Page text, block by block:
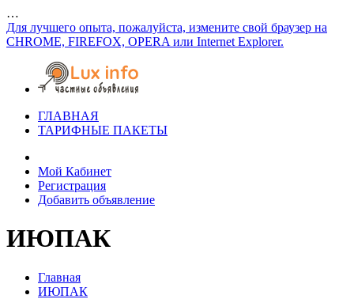
…
Для лучшего опыта, пожалуйста, измените свой браузер на
CHROME, FIREFOX, OPERA или Internet Explorer.
ГЛАВНАЯ
ТАРИФНЫЕ ПАКЕТЫ
Мой Кабинет
Регистрация
Добавить объявление
ИЮПАК
Главная
ИЮПАК